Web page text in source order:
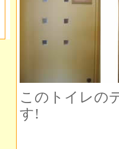
このトイレの
す!